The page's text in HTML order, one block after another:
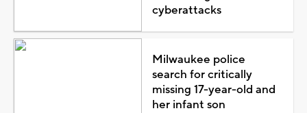
cyberattacks
Milwaukee police
search for critically
missing 17-year-old and
her infant son